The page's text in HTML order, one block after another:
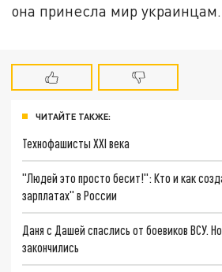
она принесла мир украинцам.
ЧИТАЙТЕ ТАКЖЕ:
Технофашисты XXI века
"Людей это просто бесит!": Кто и как
зарплатах" в России
Даня с Дашей спаслись от боевиков ВСУ.
закончились